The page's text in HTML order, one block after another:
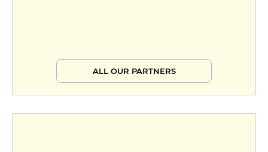
ALL OUR PARTNERS